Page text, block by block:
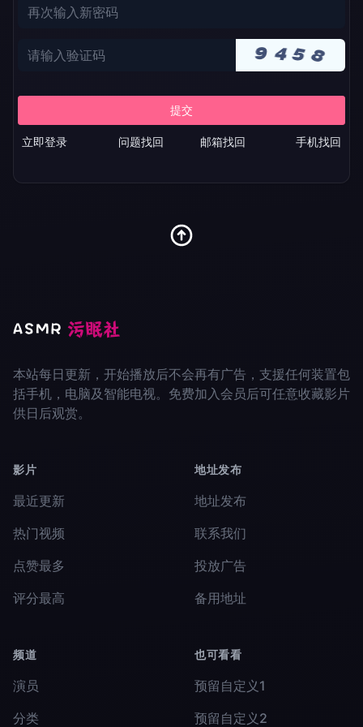
立即登录 问题找回 邮箱找回 手机找回
本站每日更新，开始播放后不会再有广告，支援任何装置包
括手机，电脑及智能电视。免费加入会员后可任意收藏影片
供日后观赏。
影片
最近更新
热门视频
点赞最多
评分最高
频道
演员
分类
地址发布
地址发布
联系我们
投放广告
备用地址
也可看看
预留自定义1
预留自定义2